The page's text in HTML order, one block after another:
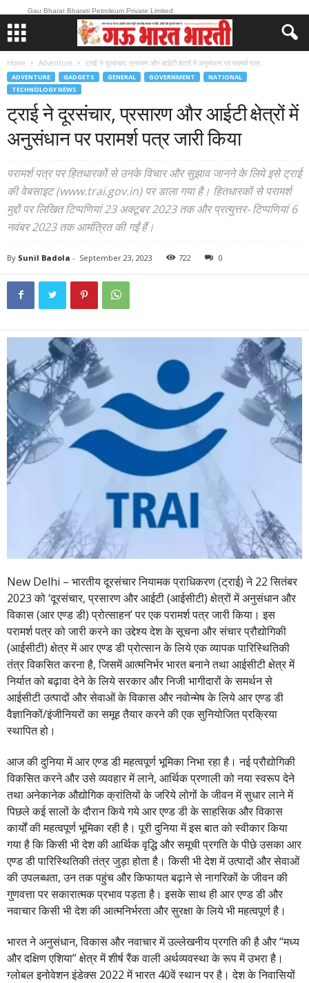
Gau Bharat Bharati Petroleum Private Limited
Home Adventure ट्राई ने दूरसंचार, प्रसारण और आईटी क्षेत्रों में अनुसंधान पर परामर्श पत्र...
ADVENTURE GADGETS GENERAL GOVERNMENT
NATIONAL
TECHNOLOGY NEWS
ट्राई ने दूरसंचार, प्रसारण और आईटी क्षेत्रों में
अनुसंधान पर परामर्श पत्र जारी किया
परामर्श पत्र पर हितधारकों से उनके विचार और सुझाव जानने के लिये इसे ट्राई
की वेबसाइट (www.trai.gov.in) पर डाला गया है। हितधारकों से परामर्श
मुद्दों पर लिखित टिप्पणियां 23 अक्टूबर 2023 तक और प्रत्युत्तर- टिप्पणियां 6
नवंबर 2023 तक आमंत्रित की गईं हैं।
By Sunil Badola - September 23, 2023 722 0
New Delhi – भारतीय दूरसंचार नियामक प्राधिकरण (ट्राई) ने 22 सितंबर
2023 को ‘दूरसंचार, प्रसारण और आईटी (आईसीटी) क्षेत्रों में अनुसंधान और
विकास (आर एण्ड डी) प्रोत्साहन’ पर एक परामर्श पत्र जारी किया। इस
परामर्श पत्र को जारी करने का उद्देश्य देश के सूचना और संचार प्रौद्योगिकी
(आईसीटी) क्षेत्र में आर एण्ड डी प्रोत्सान के लिये एक व्यापक पारिस्थितिकी
तंत्र विकसित करना है, जिसमें आत्मनिर्भर भारत बनाने तथा आईसीटी क्षेत्र में
निर्यात को बढ़ावा देने के लिये सरकार और निजी भागीदारों के समर्थन से
आईसीटी उत्पादों और सेवाओं के विकास और नवोन्मेष के लिये आर एण्ड डी
वैज्ञानिकों/इंजीनियरों का समूह तैयार करने की एक सुनियोजित प्रक्रिया
स्थापित हो।
आज की दुनिया में आर एण्ड डी महत्वपूर्ण भूमिका निभा रहा है। नई प्रौद्योगिकी
विकसित करने और उसे व्यवहार में लाने, आर्थिक प्रणाली को नया स्वरूप देने
तथा अनेकानेक औद्योगिक क्रांतियों के जरिये लोगों के जीवन में सुधार लाने में
पिछले कई सालों के दौरान किये गये आर एण्ड डी के साहसिक और विकास
कार्यों की महत्वपूर्ण भूमिका रही है। पूरी दुनिया में इस बात को स्वीकार किया
गया है कि किसी भी देश की आर्थिक वृद्धि और समूची प्रगति के पीछे उसका आर
एण्ड डी पारिस्थितिकी तंत्र जुड़ा होता है। किसी भी देश में उत्पादों और सेवाओं
की उपलब्धता, उन तक पहुंच और किफायत बढ़ाने से नागरिकों के जीवन की
गुणवत्ता पर सकारात्मक प्रभाव पड़ता है। इसके साथ ही आर एण्ड डी और
नवाचार किसी भी देश की आत्मनिर्भरता और सुरक्षा के लिये भी महत्वपूर्ण है।
भारत ने अनुसंधान, विकास और नवाचार में उल्लेखनीय प्रगति की है और “मध्य
और दक्षिण एशिया” क्षेत्र में शीर्ष रैंक वाली अर्थव्यवस्था के रूप में उभरा है।
ग्लोबल इनोवेशन इंडेक्स 2022 में भारत 40वें स्थान पर है। देश के निवासियों